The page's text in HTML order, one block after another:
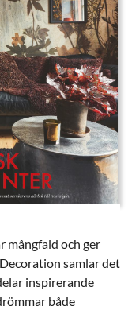
mångfald och ger
samlar det
inspirerande
både